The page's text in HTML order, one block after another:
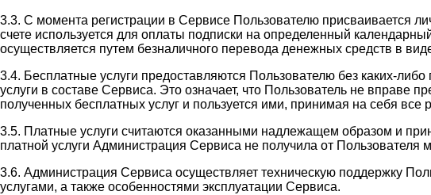
3.3. С момента регистрации в Сервисе Пользователю присваивается
счете используется для оплаты подписки на определенный
осуществляется путем безналичного перевода денежных средств в
3.4. Бесплатные услуги предоставляются Пользователю без каких-
услуги в составе Сервиса. Это означает, что Пользователь не вправе
полученных бесплатных услуг и пользуется ими, принимая на себя все
3.5. Платные услуги считаются оказанными надлежащем образом и
платной услуги Администрация Сервиса не получила от Пользователя
3.6. Администрация Сервиса осуществляет техническую поддержку
услугами, а также особенностями эксплуатации Сервиса.